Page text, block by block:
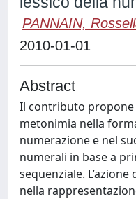
PANNAIN,
2010-01-01
Abstract
Il contributo propone
metonimia nella
numerazione e nel
numerali in base a
sequenziale.
nella